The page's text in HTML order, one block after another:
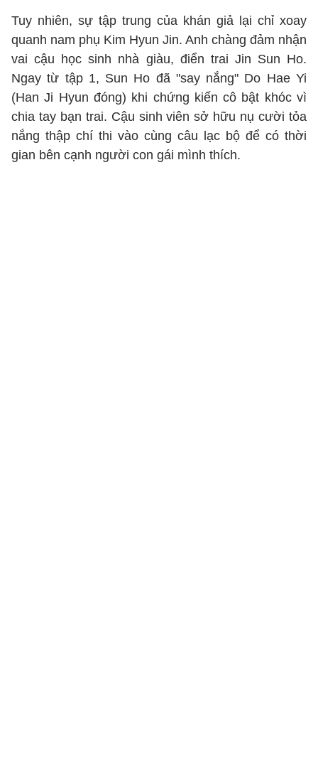
Tuy nhiên, sự tập trung của khán giả lại chỉ xoay
quanh nam phụ Kim Hyun Jin. Anh chàng đảm nhận
vai cậu học sinh nhà giàu, điển trai Jin Sun Ho.
Ngay từ tập 1, Sun Ho đã "say nắng" Do Hae Yi
(Han Ji Hyun đóng) khi chứng kiến cô bật khóc vì
chia tay bạn trai. Cậu sinh viên sở hữu nụ cười tỏa
nắng thập chí thi vào cùng câu lạc bộ để có thời
gian bên cạnh người con gái mình thích.